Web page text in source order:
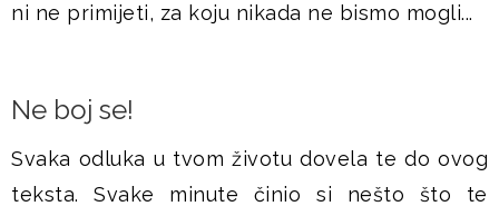
ni ne primijeti, za koju nikada ne bismo mogli...
Ne boj se!
Svaka odluka u tvom životu dovela te do ovog
teksta. Svake minute činio si nešto što te